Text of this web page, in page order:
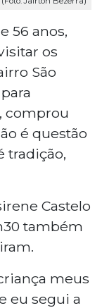
56 anos,
os
São
comprou
é questão
tradição,
Castelo
também
meus
eu segui a